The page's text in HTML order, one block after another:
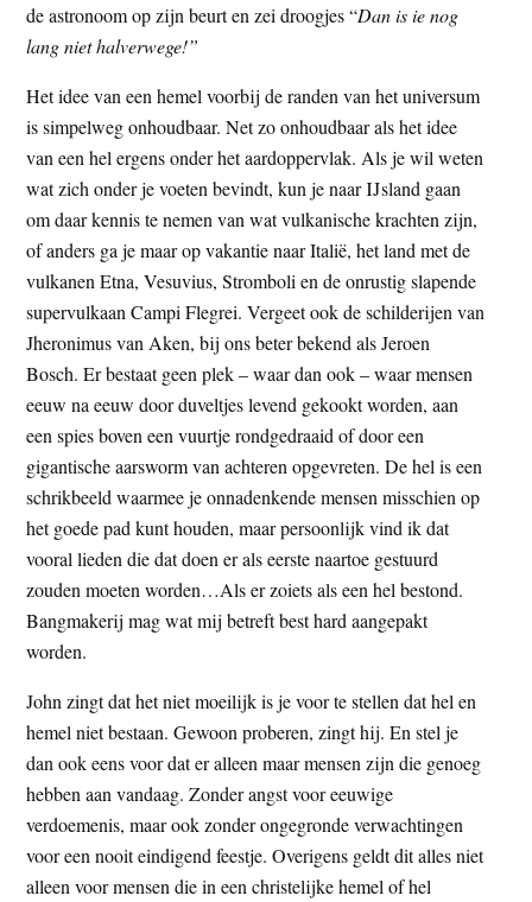
de astronoom op zijn beurt en zei droogjes “Dan is ie nog
lang niet halverwege!”
Het idee van een hemel voorbij de randen van het universum
is simpelweg onhoudbaar. Net zo onhoudbaar als het idee
van een hel ergens onder het aardoppervlak. Als je wil weten
wat zich onder je voeten bevindt, kun je naar IJsland gaan
om daar kennis te nemen van wat vulkanische krachten zijn,
of anders ga je maar op vakantie naar Italië, het land met de
vulkanen Etna, Vesuvius, Stromboli en de onrustig slapende
supervulkaan Campi Flegrei. Vergeet ook de schilderijen van
Jheronimus van Aken, bij ons beter bekend als Jeroen
Bosch. Er bestaat geen plek – waar dan ook – waar mensen
eeuw na eeuw door duveltjes levend gekookt worden, aan
een spies boven een vuurtje rondgedraaid of door een
gigantische aarsworm van achteren opgevreten. De hel is een
schrikbeeld waarmee je onnadenkende mensen misschien op
het goede pad kunt houden, maar persoonlijk vind ik dat
vooral lieden die dat doen er als eerste naartoe gestuurd
zouden moeten worden…Als er zoiets als een hel bestond.
Bangmakerij mag wat mij betreft best hard aangepakt
worden.
John zingt dat het niet moeilijk is je voor te stellen dat hel en
hemel niet bestaan. Gewoon proberen, zingt hij. En stel je
dan ook eens voor dat er alleen maar mensen zijn die genoeg
hebben aan vandaag. Zonder angst voor eeuwige
verdoemenis, maar ook zonder ongegronde verwachtingen
voor een nooit eindigend feestje. Overigens geldt dit alles niet
alleen voor mensen die in een christelijke hemel of hel